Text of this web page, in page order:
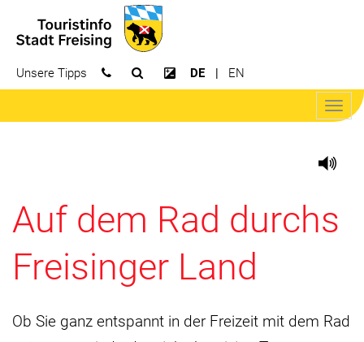
Unsere Tipps
Suchfeld öffnen
Kontrast erhöhen
DE EN
Auf dem Rad durchs
Freisinger Land
Ob Sie ganz entspannt in der Freizeit mit dem Rad